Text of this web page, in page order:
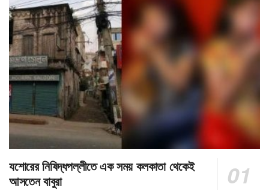
যশোরের নিষিদ্ধপল্লীতে এক সময় কলকাতা থেকেই
আসতেন বাবুরা